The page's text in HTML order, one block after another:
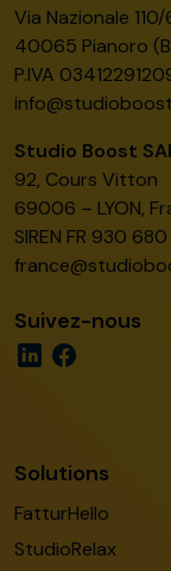
Via Nazionale 110/
40065 Pianoro
P.IVA
Studio Boost
92, Cours Vitton
69006 – LYON,
SIREN FR 930
Suivez-nous
Solutions
FatturHello
StudioRelax